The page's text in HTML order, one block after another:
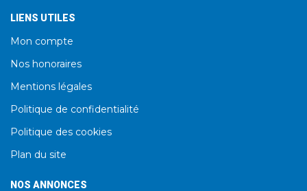
LIENS UTILES
Mon compte
Nos honoraires
Mentions légales
Politique de confidentialité
Politique des cookies
Plan du site
NOS ANNONCES